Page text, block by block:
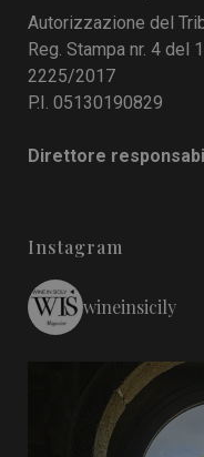
Autorizzazione del
Reg. Stampa nr. 4 del
2225/2017
P.I. 05130190829
Direttore
Instagram
wineinsicily